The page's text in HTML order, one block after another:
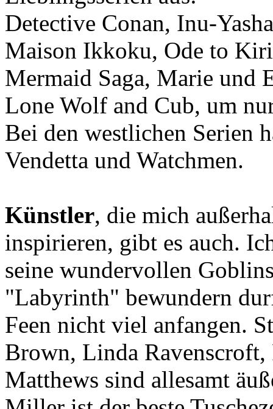
Detective Conan, Inu-
Maison Ikkoku, Ode to
Mermaid Saga, Marie und
Lone Wolf and Cub, um
Bei den westlichen Serien
Vendetta und Watchmen.
Künstler, die mich
inspirieren, gibt es auch.
seine wundervollen
"Labyrinth" bewundern
Feen nicht viel anfangen.
Brown, Linda Ravenscroft,
Matthews sind allesamt